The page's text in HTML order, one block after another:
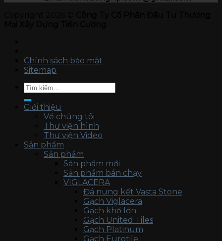
Chính sách bảo mật
Sitemap
Tìm
kiếm:
Giới thiệu
Về chúng tôi
Thư viện hình
Thư viện Video
Sản phẩm
Sản phẩm
Sản phẩm mới
Sản phẩm bán chạy
VIGLACERA
Đá nung kết Vasta Stone
Gạch Viglacera
Gạch khổ lớn
Gạch United Tiles
Gạch Platinum
Gạch Eurotile